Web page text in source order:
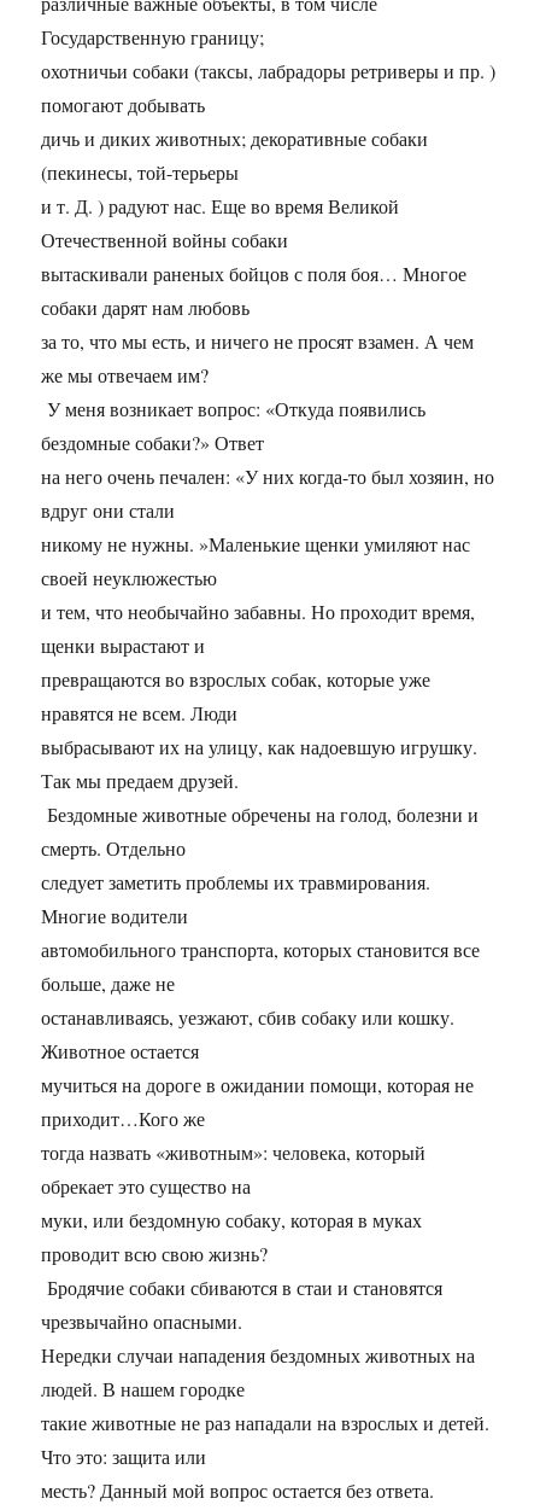
Государственную границу;
охотничьи собаки (таксы, лабрадоры ретриверы и пр. )
помогают добывать
дичь и диких животных; декоративные собаки
(пекинесы, той-терьеры
и т. Д. ) радуют нас. Еще во время Великой
Отечественной войны собаки
вытаскивали раненых бойцов с поля боя… Многое
собаки дарят нам любовь
за то, что мы есть, и ничего не просят взамен. А чем
же мы отвечаем им?
У меня возникает вопрос: «Откуда появились
бездомные собаки?» Ответ
на него очень печален: «У них когда-то был хозяин, но
вдруг они стали
никому не нужны. »Маленькие щенки умиляют нас
своей неуклюжестью
и тем, что необычайно забавны. Но проходит время,
щенки вырастают и
превращаются во взрослых собак, которые уже
нравятся не всем. Люди
выбрасывают их на улицу, как надоевшую игрушку.
Так мы предаем друзей.
Бездомные животные обречены на голод, болезни и
смерть. Отдельно
следует заметить проблемы их травмирования.
Многие водители
автомобильного транспорта, которых становится все
больше, даже не
останавливаясь, уезжают, сбив собаку или кошку.
Животное остается
мучиться на дороге в ожидании помощи, которая не
приходит…Кого же
тогда назвать «животным»: человека, который
обрекает это существо на
муки, или бездомную собаку, которая в муках
проводит всю свою жизнь?
Бродячие собаки сбиваются в стаи и становятся
чрезвычайно опасными.
Нередки случаи нападения бездомных животных на
людей. В нашем городке
такие животные не раз нападали на взрослых и детей.
Что это: защита или
месть? Данный мой вопрос остается без ответа.